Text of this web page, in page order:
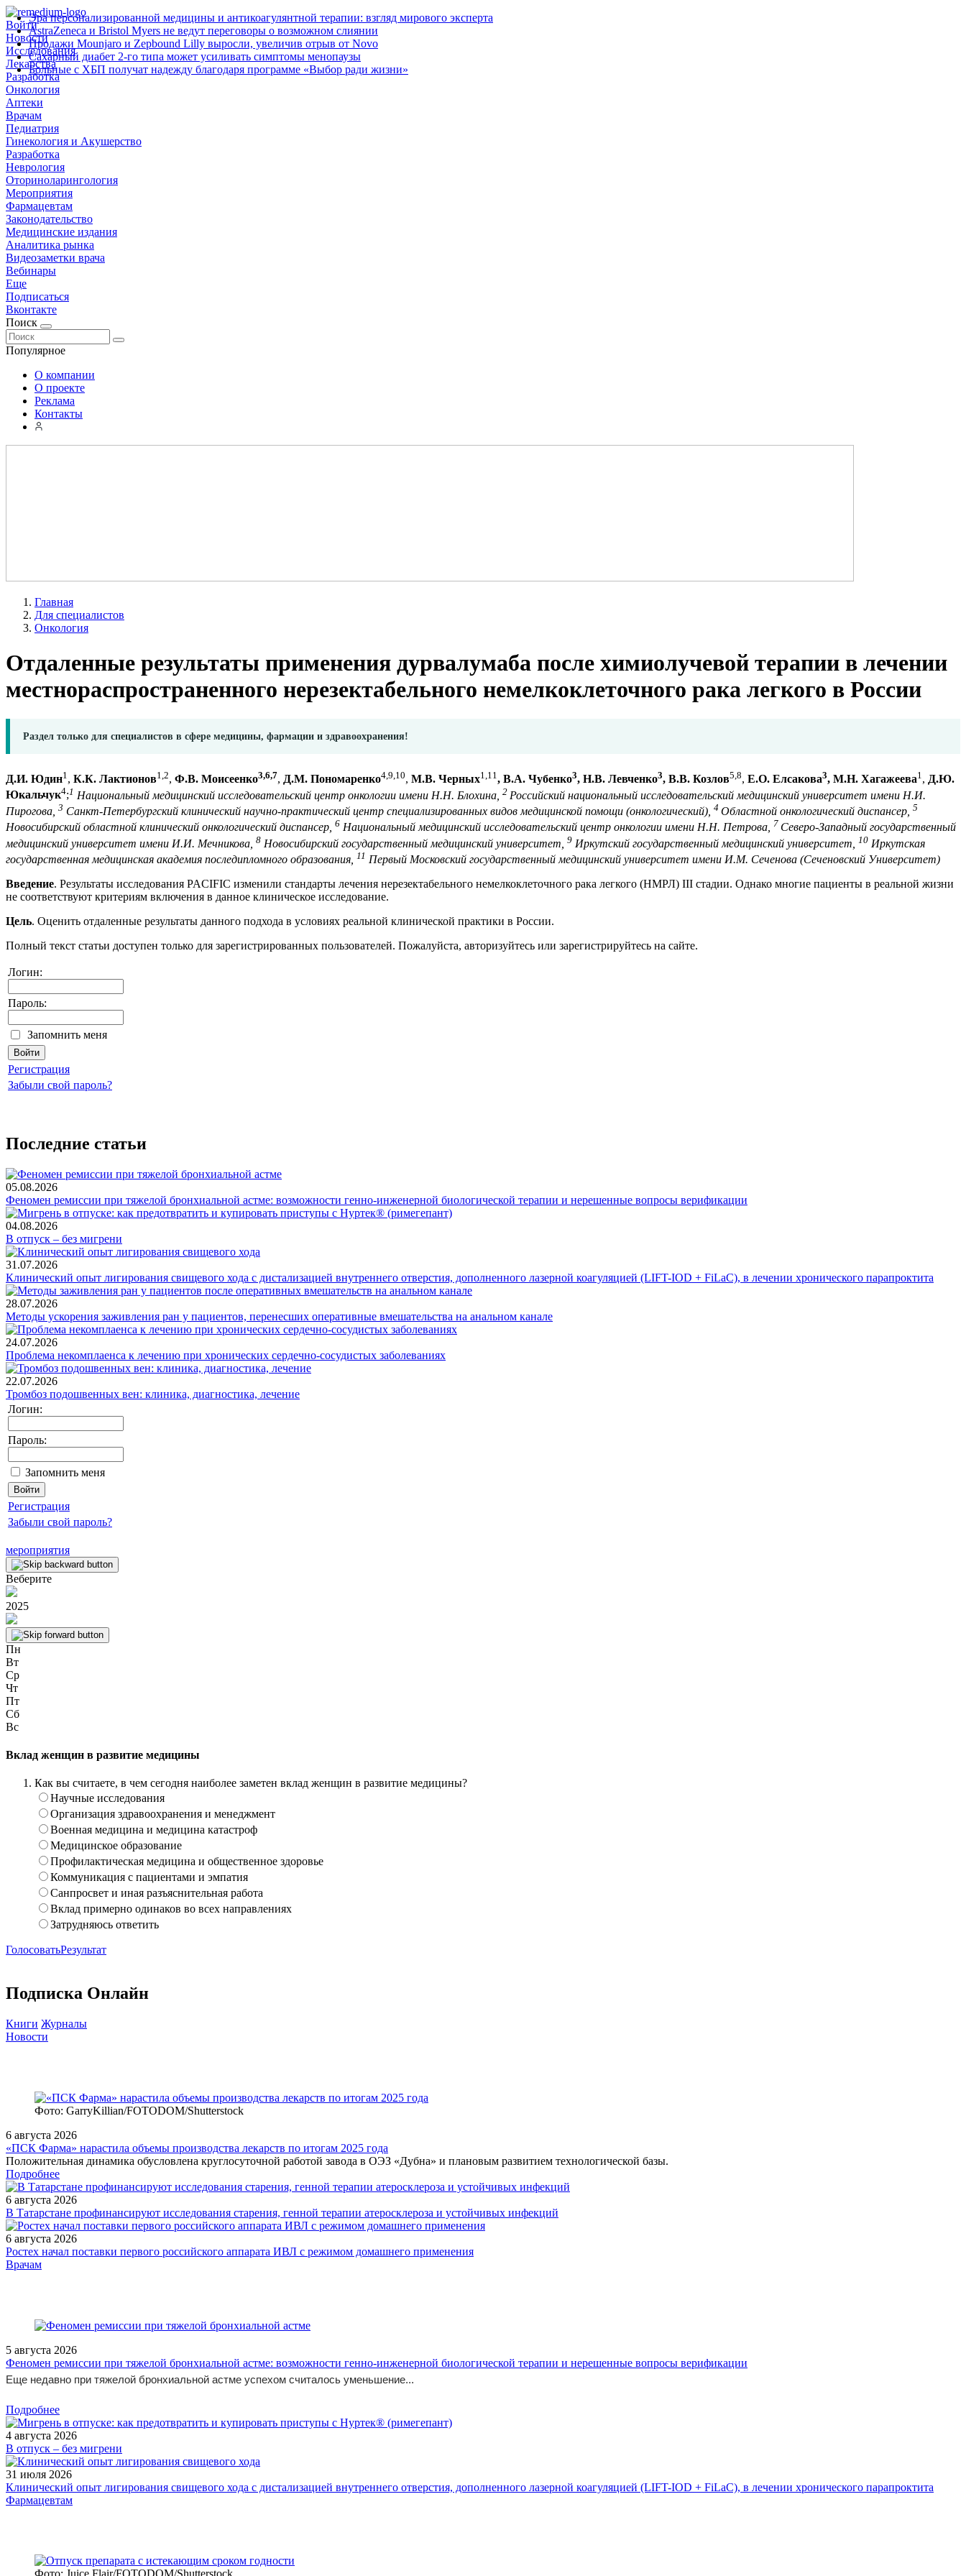
Войти
Новости
Исследования
Лекарства
Разработка
Онкология
Аптеки
Врачам
Педиатрия
Гинекология и Акушерство
Разработка
Неврология
Оториноларингология
Мероприятия
Фармацевтам
Законодательство
Медицинские издания
Аналитика рынка
Видеозаметки врача
Вебинары
Еще
Подписаться
Вконтакте
Поиск
Популярное
Эра персонализированной медицины и антикоагулянтной терапии: взгляд мирового эксперта
AstraZeneca и Bristol Myers не ведут переговоры о возможном слиянии
Продажи Mounjaro и Zepbound Lilly выросли, увеличив отрыв от Novo
Сахарный диабет 2‑го типа может усиливать симптомы менопаузы
Больные с ХБП получат надежду благодаря программе «Выбор ради жизни»
О компании
О проекте
Реклама
Контакты
Главная
Для специалистов
Онкология
Отдаленные результаты применения дурвалумаба после химиолучевой терапии в лечении
местнораспространенного нерезектабельного немелкоклеточного рака легкого в России
Раздел только для специалистов в сфере медицины, фармации и здравоохранения!
Д.И. Юдин1 , К.К. Лактионов1, 2, Ф.В. Моисеенко3,6,7, Д.М. Пономаренко4,9,10, М.В. Черных1, 11 , В.А. Чубенко3, Н.В. Левченко3, В.В. Козлов5, 8, Е.О. Елсакова3, М.Н. Хагажеева1 , Д.Ю.
Юкальчук4;1 Национальный медицинский исследовательский центр онкологии имени Н.Н. Блохина, 2 Российский национальный исследовательский медицинский университет имени Н.И.
Пирогова, 3 Санкт-Петербургский клинический научно-практический центр специализированных видов медицинской помощи (онкологический), 4 Областной онкологический диспансер, 5
Новосибирский областной клинический онкологический диспансер, 6 Национальный медицинский исследовательский центр онкологии имени Н.Н. Петрова, 7 Северо-Западный государственный
медицинский университет имени И.И. Мечникова, 8 Новосибирский государственный медицинский университет, 9 Иркутский государственный медицинский университет, 10 Иркутская
государственная медицинская академия последипломного образования, 11 Первый Московский государственный медицинский университет имени И.М. Сеченова (Сеченовский Университет)
Введение. Результаты исследования PACIFIC изменили стандарты лечения нерезектабельного немелкоклеточного рака легкого (НМРЛ) III стадии. Однако многие пациенты в реальной жизни
не соответствуют критериям включения в данное клиническое исследование.
Цель. Оценить отдаленные результаты данного подхода в условиях реальной клинической практики в России.
Полный текст статьи доступен только для зарегистрированных пользователей. Пожалуйста, авторизуйтесь или зарегистрируйтесь на сайте.
Логин:
Пароль:
Запомнить меня
Регистрация
Забыли свой пароль?
Последние статьи
05.08.2026
Феномен ремиссии при тяжелой бронхиальной астме: возможности генно-инженерной биологической терапии и нерешенные вопросы верификации
04.08.2026
В отпуск – без мигрени
31.07.2026
Клинический опыт лигирования свищевого хода с дистализацией внутреннего отверстия, дополненного лазерной коагуляцией (LIFT-IOD + FiLaC), в лечении хронического парапроктита
28.07.2026
Методы ускорения заживления ран у пациентов, перенесших оперативные вмешательства на анальном канале
24.07.2026
Проблема некомплаенса к лечению при хронических сердечно-сосудистых заболеваниях
22.07.2026
Тромбоз подошвенных вен: клиника, диагностика, лечение
Логин:
Пароль:
Запомнить меня
Регистрация
Забыли свой пароль?
мероприятия
Веберите
2025
Пн
Вт
Ср
Чт
Пт
Сб
Вс
Вклад женщин в развитие медицины
Как вы считаете, в чем сегодня наиболее заметен вклад женщин в развитие медицины?
Научные исследования
Организация здравоохранения и менеджмент
Военная медицина и медицина катастроф
Медицинское образование
Профилактическая медицина и общественное здоровье
Коммуникация с пациентами и эмпатия
Санпросвет и иная разъяснительная работа
Вклад примерно одинаков во всех направлениях
Затрудняюсь ответить
ГолосоватьРезультат
Подписка Онлайн
Книги Журналы
Новости
Фото: GarryKillian/FOTODOM/Shutterstock
6 августа 2026
«ПСК Фарма» нарастила объемы производства лекарств по итогам 2025 года
Положительная динамика обусловлена круглосуточной работой завода в ОЭЗ «Дубна» и плановым развитием технологической базы.
Подробнее
6 августа 2026
В Татарстане профинансируют исследования старения, генной терапии атеросклероза и устойчивых инфекций
6 августа 2026
Ростех начал поставки первого российского аппарата ИВЛ с режимом домашнего применения
/doctor/oncology/otdalennye-rezultaty-primeneniya-durvalumaba-posle-khimioluchevoy-terapii-v-lechenii-mestnorasprostr/
Врачам
5 августа 2026
Феномен ремиссии при тяжелой бронхиальной астме: возможности генно-инженерной биологической терапии и нерешенные вопросы верификации
Еще недавно при тяжелой бронхиальной астме успехом считалось уменьшение...
Подробнее
4 августа 2026
В отпуск – без мигрени
31 июля 2026
Клинический опыт лигирования свищевого хода с дистализацией внутреннего отверстия, дополненного лазерной коагуляцией (LIFT-IOD + FiLaC), в лечении хронического парапроктита
Фармацевтам